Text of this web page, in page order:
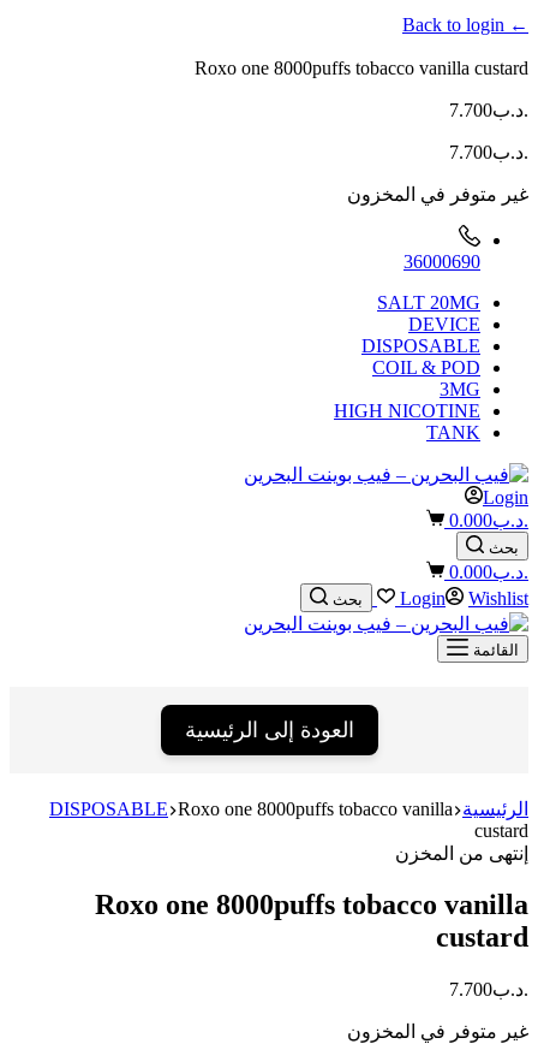
← Back to login
Roxo one 8000puffs tobacco vanilla custard
.د.ب7.700
.د.ب7.700
غير متوفر في المخزون
36000690
SALT 20MG
DEVICE
DISPOSABLE
COIL & POD
3MG
HIGH NICOTINE
TANK
Login
Shopping
cart
.د.ب0.000
بحث
Shopping
cart
.د.ب0.000
Login
Wishlist بحث
القائمة
العودة إلى الرئيسية
الرئيسية DISPOSABLE Roxo one 8000puffs tobacco vanilla
custard
إنتهى من المخزن
Roxo one 8000puffs tobacco vanilla
custard
.د.ب7.700
غير متوفر في المخزون